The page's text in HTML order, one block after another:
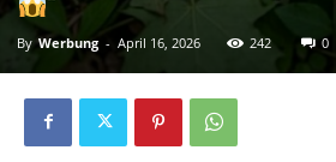
By Werbung - April 16, 2026 242 0